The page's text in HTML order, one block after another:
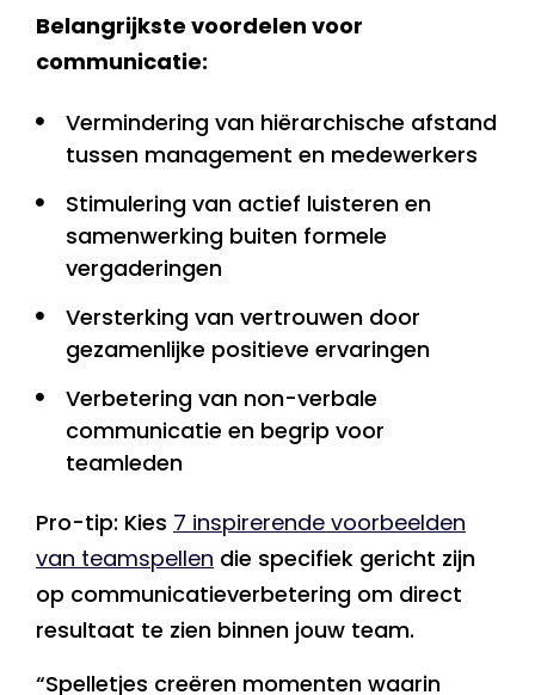
Belangrijkste voordelen voor
communicatie:
Vermindering van hiërarchische afstand
tussen management en medewerkers
Stimulering van actief luisteren en
samenwerking buiten formele
vergaderingen
Versterking van vertrouwen door
gezamenlijke positieve ervaringen
Verbetering van non-verbale
communicatie en begrip voor
teamleden
Pro-tip: Kies 7 inspirerende voorbeelden
van teamspellen die specifiek gericht zijn
op communicatieverbetering om direct
resultaat te zien binnen jouw team.
“Spelletjes creëren momenten waarin